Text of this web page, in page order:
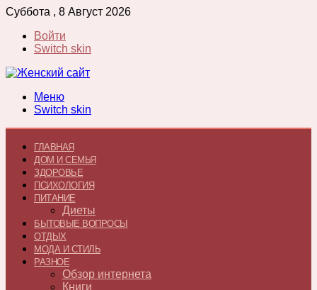
Суббота , 8 Август 2026
Войти
Switch skin
Меню
Switch skin
ГЛАВНАЯ
ДОМ И СЕМЬЯ
ЗДОРОВЬЕ
ПСИХОЛОГИЯ
ПИТАНИЕ
Диеты
БЫТОВЫЕ ВОПРОСЫ
ОТДЫХ
МОДА И СТИЛЬ
РАЗНОЕ
Обзор интернета
Книги